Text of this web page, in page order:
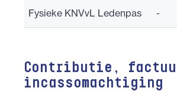
Fysieke KNVvL Ledenpas -
Contributie,
incassomachtiging